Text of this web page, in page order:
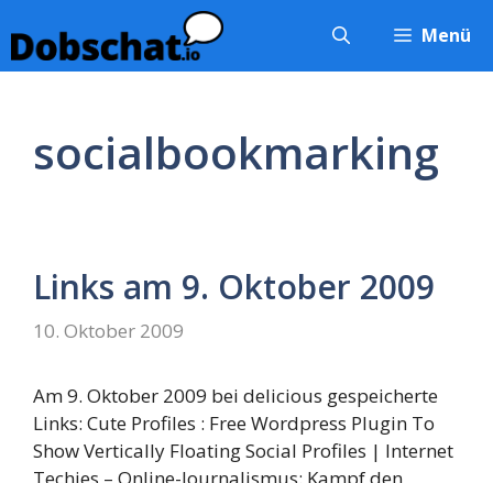
Inhalt
springen
Menü
socialbookmarking
Links am 9. Oktober 2009
10. Oktober 2009
Am 9. Oktober 2009 bei delicious gespeicherte
Links: Cute Profiles : Free Wordpress Plugin To
Show Vertically Floating Social Profiles | Internet
Techies – Online-Journalismus: Kampf den